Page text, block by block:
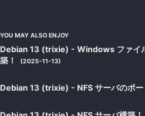
YOU MAY ALSO ENJOY
Debian 13 (trixie) - Windows ファイ
築！
(2025-11-13)
Debian 13 (trixie) - NFS サーバのポー